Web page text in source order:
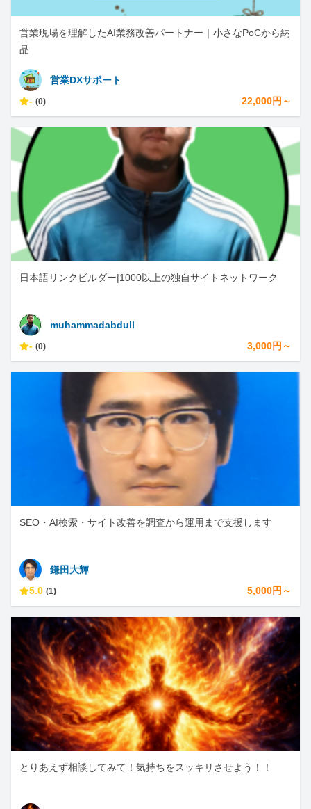
営業現場を理解したAI業務改善パートナー｜小さなPoCから納
品
営業DXサポート
- (0) 22,000円～
日本語リンクビルダー|1000以上の独自サイトネットワーク
muhammadabdull
- (0) 3,000円～
SEO・AI検索・サイト改善を調査から運用まで支援します
鎌田大輝
5.0 (1) 5,000円～
とりあえず相談してみて！気持ちをスッキリさせよう！！